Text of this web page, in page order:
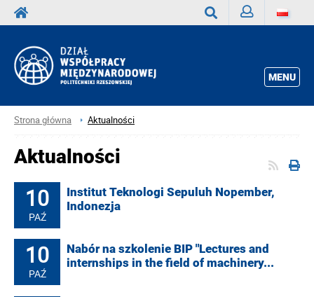
MENU
Strona główna Aktualności
Aktualności
10
PAŹ
Institut Teknologi Sepuluh Nopember,
Indonezja
10
PAŹ
Nabór na szkolenie BIP "Lectures and
internships in the field of machinery...